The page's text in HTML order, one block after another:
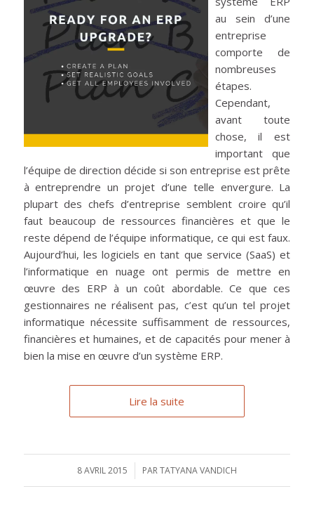
au sein d’une
entreprise
comporte de
nombreuses
étapes.
Cependant,
avant toute
chose, il est
important que
l’équipe de direction décide si son entreprise est prête
à entreprendre un projet d’une telle envergure. La
plupart des chefs d’entreprise semblent croire qu’il
faut beaucoup de ressources financières et que le
reste dépend de l’équipe informatique, ce qui est faux.
Aujourd’hui, les logiciels en tant que service (SaaS) et
l’informatique en nuage ont permis de mettre en
œuvre des ERP à un coût abordable. Ce que ces
gestionnaires ne réalisent pas, c’est qu’un tel projet
informatique nécessite suffisamment de ressources,
financières et humaines, et de capacités pour mener à
bien la mise en œuvre d’un système ERP.
Lire la suite
8 AVRIL 2015
/ PARTATYANA VANDICH